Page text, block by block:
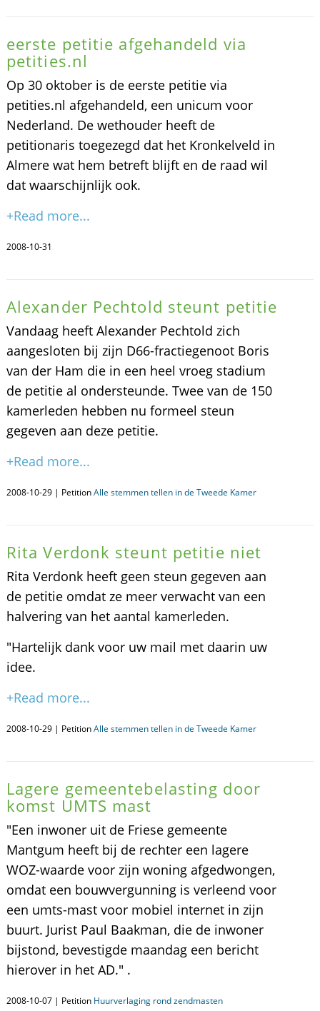
eerste petitie afgehandeld via
petities.nl
Op 30 oktober is de eerste petitie via
petities.nl afgehandeld, een unicum voor
Nederland. De wethouder heeft de
petitionaris toegezegd dat het Kronkelveld in
Almere wat hem betreft blijft en de raad wil
dat waarschijnlijk ook.
+Read more...
2008-10-31
Alexander Pechtold steunt petitie
Vandaag heeft Alexander Pechtold zich
aangesloten bij zijn D66-fractiegenoot Boris
van der Ham die in een heel vroeg stadium
de petitie al ondersteunde. Twee van de 150
kamerleden hebben nu formeel steun
gegeven aan deze petitie.
+Read more...
2008-10-29 | PetitionAlle stemmen tellen in de Tweede Kamer
Rita Verdonk steunt petitie niet
Rita Verdonk heeft geen steun gegeven aan
de petitie omdat ze meer verwacht van een
halvering van het aantal kamerleden.
"Hartelijk dank voor uw mail met daarin uw
idee.
+Read more...
2008-10-29 | PetitionAlle stemmen tellen in de Tweede Kamer
Lagere gemeentebelasting door
komst UMTS mast
"Een inwoner uit de Friese gemeente
Mantgum heeft bij de rechter een lagere
WOZ-waarde voor zijn woning afgedwongen,
omdat een bouwvergunning is verleend voor
een umts-mast voor mobiel internet in zijn
buurt. Jurist Paul Baakman, die de inwoner
bijstond, bevestigde maandag een bericht
hierover in het AD." .
2008-10-07 | Petition Huurverlaging rond zendmasten